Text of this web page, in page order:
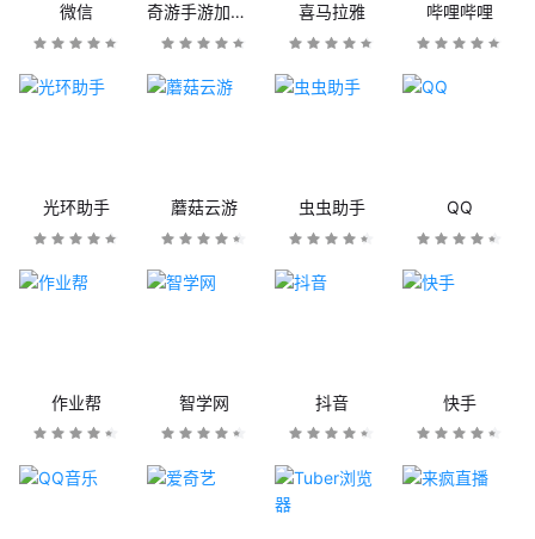
微信 奇游手游加速器 喜马拉雅 哔哩哔哩
光环助手 蘑菇云游 虫虫助手 QQ
作业帮 智学网 抖音 快手